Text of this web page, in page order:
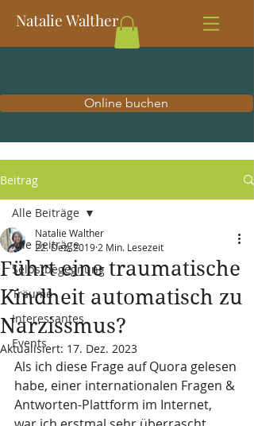
Natalie Walther
Online buchen
Beitrag
Alle Beiträge
Selbstbegegnung
Träume
Interessantes
Events
Alle Beiträge
Führt eine traumatische
Kindheit automatisch zu
Narzissmus?
Natalie Walther
22. Dez. 2019 2 Min. Lesezeit
Aktualisiert: 17. Dez. 2023
Als ich diese Frage auf Quora gelesen
habe, einer internationalen Fragen &
Antworten-Plattform im Internet,